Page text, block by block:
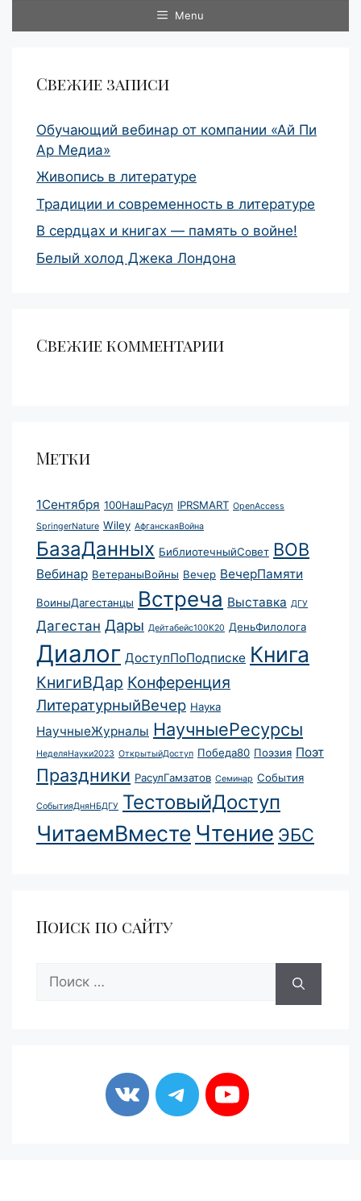
Menu
Свежие записи
Обучающий вебинар от компании «Ай Пи
Ар Медиа»
Живопись в литературе
Традиции и современность в литературе
В сердцах и книгах — память о войне!
Белый холод Джека Лондона
Свежие комментарии
Метки
1Сентября 100НашРасул IPRSMART OpenAccess
SpringerNature Wiley АфганскаяВойна
БазаДанных БиблиотечныйСовет ВОВ
Вебинар ВетераныВойны Вечер ВечерПамяти
ВоиныДагестанцы Встреча Выставка ДГУ
Дагестан Дары Дейтабейс100К20 ДеньФилолога
Диалог ДоступПоПодписке Книга
КнигиВДар Конференция
ЛитературныйВечер Наука
НаучныеЖурналы НаучныеРесурсы
НеделяНауки2023 ОткрытыйДоступ Победа80 Поэзия Поэт
Праздники РасулГамзатов Семинар События
СобытияДняНБДГУ ТестовыйДоступ
ЧитаемВместе Чтение ЭБС
Поиск по сайту